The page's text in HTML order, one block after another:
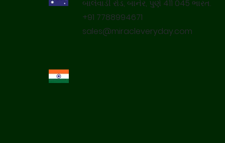
બાલેવાડી રોડ, બાનેર, પુણે 411 045 ભારત.
+91 7788994671
sales@miracleveryday.com